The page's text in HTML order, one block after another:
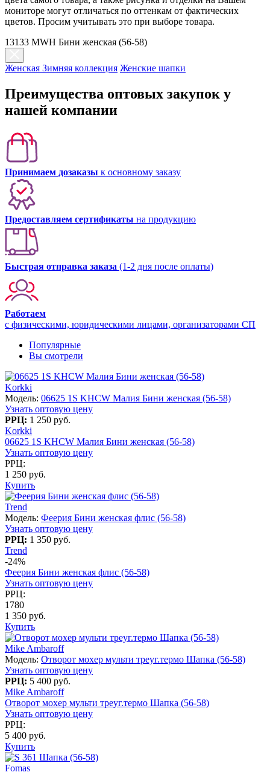
мониторе могут отличаться по оттенкам от фактических
цветов. Просим учитывать это при выборе товара.
13133 MWH Бини женская (56-58)
Женская Зимняя коллекция Женские шапки
Преимущества оптовых закупок у
нашей компании
Принимаем дозаказы к основному заказу
Предоставляем сертификаты на продукцию
Быстрая отправка заказа (1-2 дня после оплаты)
Работаем
с физическими, юридическими лицами, организаторами СП
Популярные
Вы смотрели
Korkki
Модель: 06625 1S KHСW Малия Бини женская (56-58)
Узнать оптовую цену
РРЦ: 1 250 руб.
Korkki
06625 1S KHСW Малия Бини женская (56-58)
Узнать оптовую цену
РРЦ:
1 250 руб.
Купить
Trend
Модель: Феерия Бини женская флис (56-58)
Узнать оптовую цену
РРЦ: 1 350 руб.
Trend
-24%
Феерия Бини женская флис (56-58)
Узнать оптовую цену
РРЦ:
1780
1 350 руб.
Купить
Mike Ambaroff
Модель: Отворот мохер мульти треуг.термо Шапка (56-58)
Узнать оптовую цену
РРЦ: 5 400 руб.
Mike Ambaroff
Отворот мохер мульти треуг.термо Шапка (56-58)
Узнать оптовую цену
РРЦ:
5 400 руб.
Купить
Fomas